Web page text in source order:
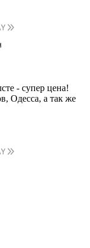
- супер цена!
Одесса, а так же